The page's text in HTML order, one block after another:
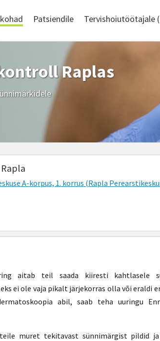
Patsiendile Tervishoiutöötajale
Raplas
A-korpus, 1. korrus (Rapla
aitab teil saada kiiresti kahtlasele
ei ole vaja pikalt järjekorras olla või eraldi
abil, saab teha uuringu
muret tekitavast sünnimärgist pildid ja